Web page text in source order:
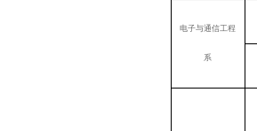
电子与通信工程
系